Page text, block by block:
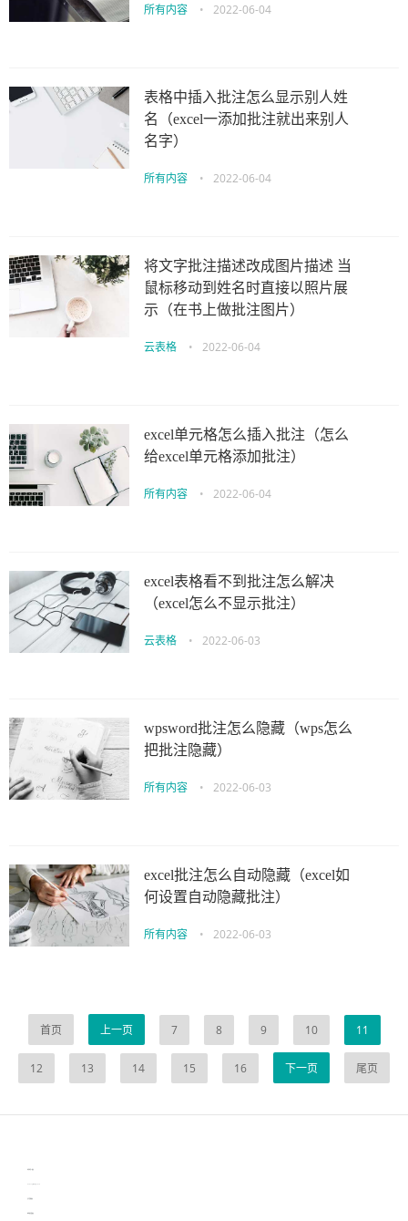
所有内容 • 2022-06-04
表格中插入批注怎么显示别人姓
名（excel一添加批注就出来别人
名字）
所有内容 • 2022-06-04
将文字批注描述改成图片描述 当
鼠标移动到姓名时直接以照片展
示（在书上做批注图片）
云表格 • 2022-06-04
excel单元格怎么插入批注（怎么
给excel单元格添加批注）
所有内容 • 2022-06-04
excel表格看不到批注怎么解决
（excel怎么不显示批注）
云表格 • 2022-06-03
wpsword批注怎么隐藏（wps怎么
把批注隐藏）
所有内容 • 2022-06-03
excel批注怎么自动隐藏（excel如
何设置自动隐藏批注）
所有内容 • 2022-06-03
首页 上一页 7 8 9 10 11
12 13 14 15 16 下一页 尾页